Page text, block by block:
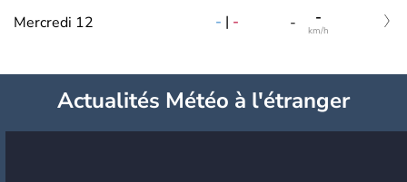
Mercredi 12 - | - - -
km/h
Actualités Météo à l'étranger